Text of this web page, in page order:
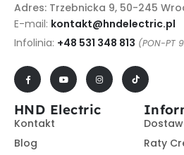
Adres: Trzebnicka 9, 50-245
E-mail: kontakt@hndelectric.pl
Infolinia: +48 531 348 813 (PON-PT
HND Electric
Kontakt
Blog
Raty